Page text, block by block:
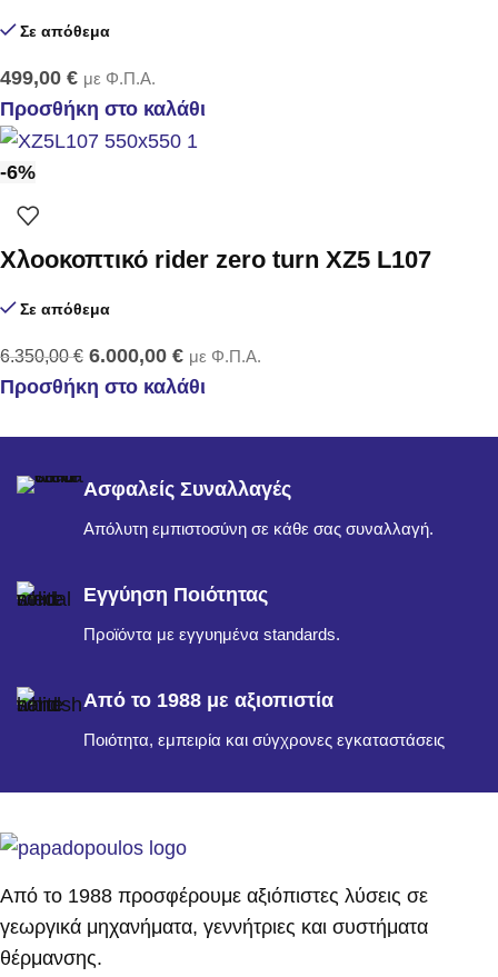
Σε απόθεμα
499,00 € με Φ.Π.Α.
Προσθήκη στο καλάθι
-6%
Χλοοκοπτικό rider zero turn XZ5 L107
Σε απόθεμα
6.350,00€ 6.000,00 € με Φ.Π.Α.
Προσθήκη στο καλάθι
Ασφαλείς Συναλλαγές
Απόλυτη εμπιστοσύνη σε κάθε σας συναλλαγή.
Εγγύηση Ποιότητας
Προϊόντα με εγγυημένα standards.
Από το 1988 με αξιοπιστία
Ποιότητα, εμπειρία και σύγχρονες εγκαταστάσεις
Από το 1988 προσφέρουμε αξιόπιστες λύσεις σε
γεωργικά μηχανήματα, γεννήτριες και συστήματα
θέρμανσης.